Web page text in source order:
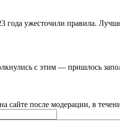
ужесточили правила.
с этим — пришлось
сайте после модерации, в